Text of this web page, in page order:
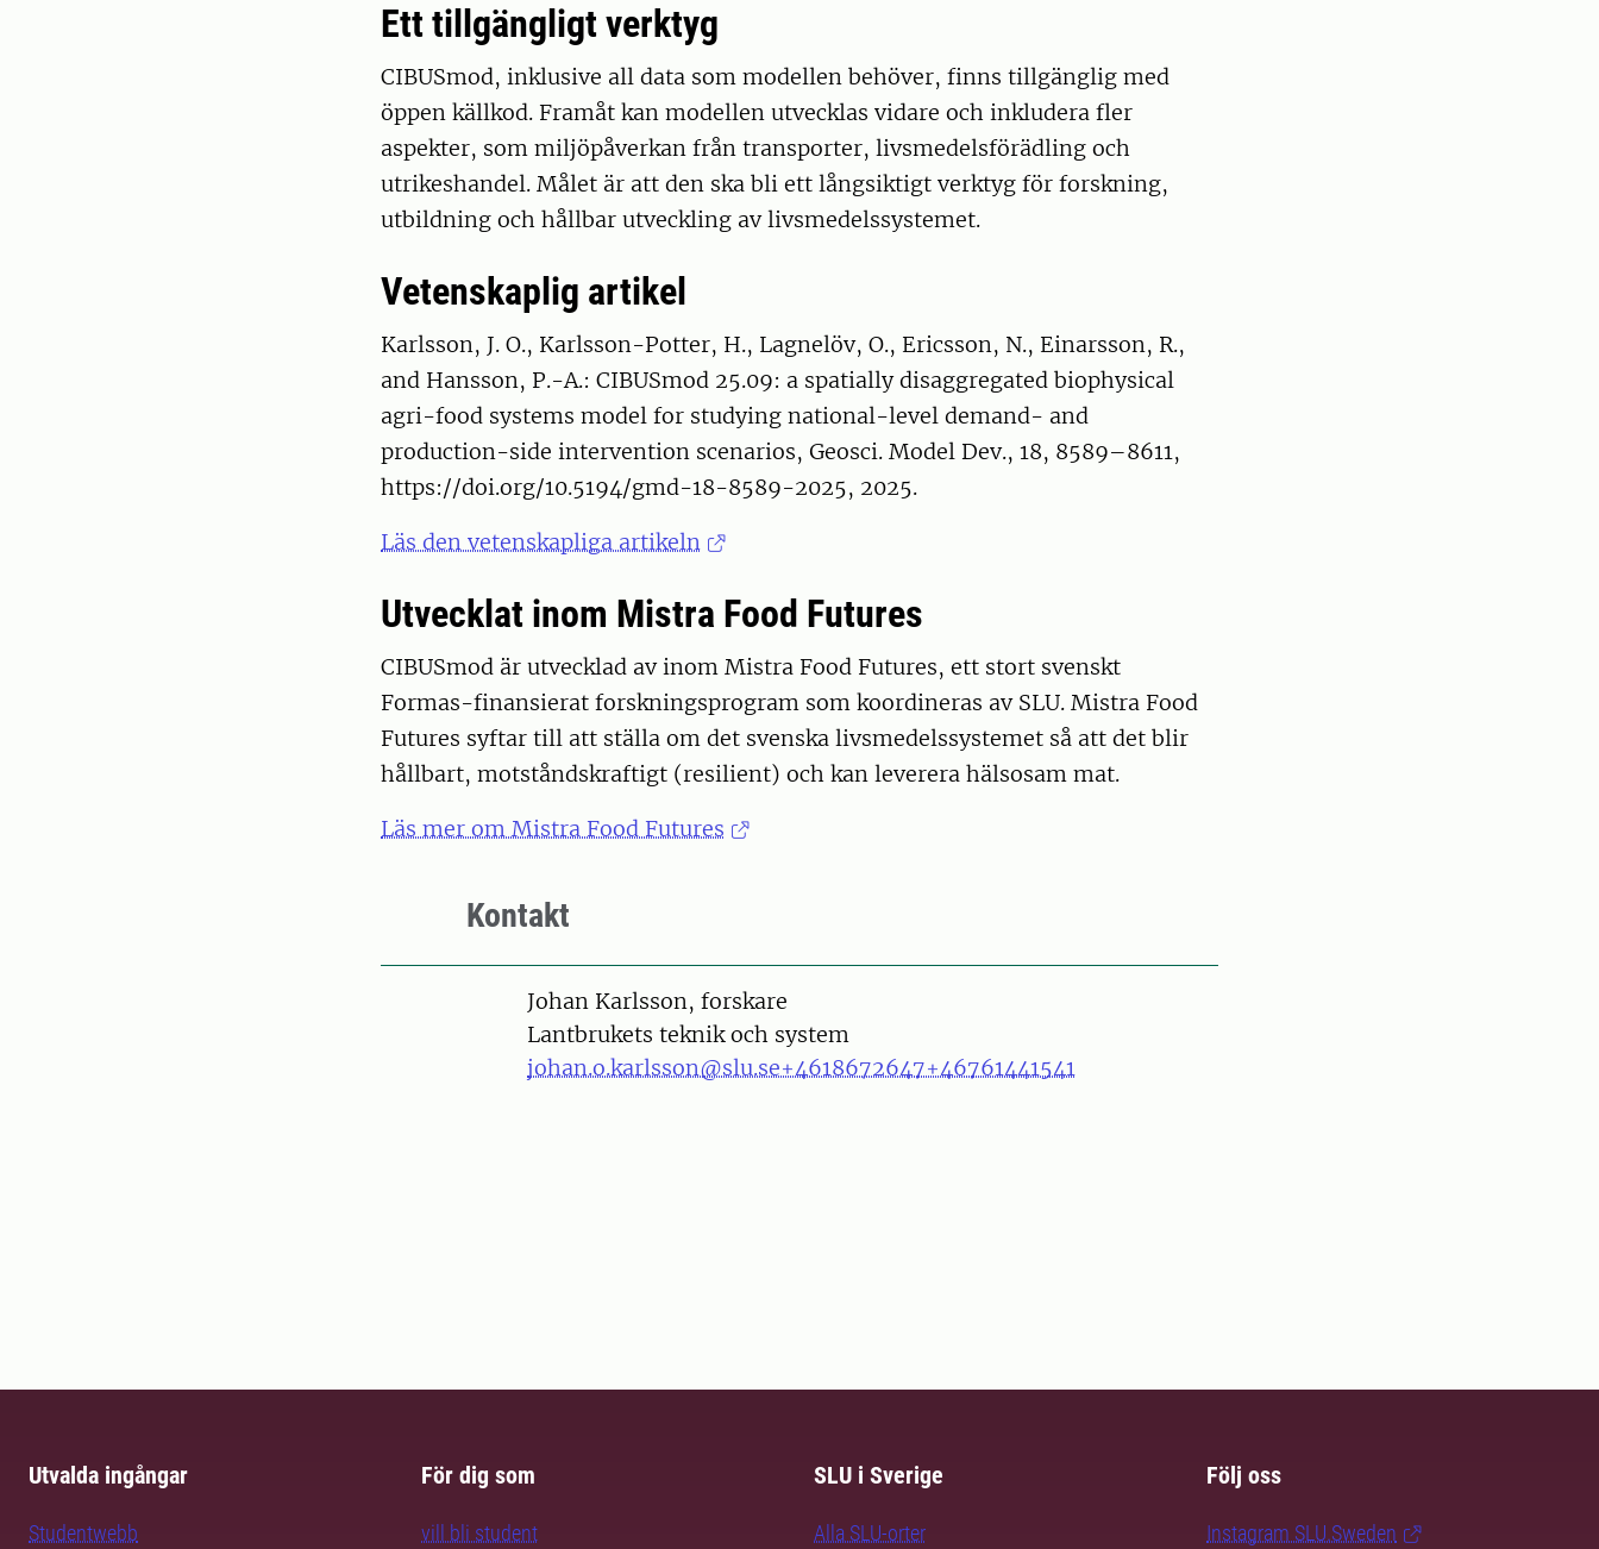
Ett tillgängligt verktyg
CIBUSmod, inklusive all data som modellen behöver, finns tillgänglig med
öppen källkod. Framåt kan modellen utvecklas vidare och inkludera fler
aspekter, som miljöpåverkan från transporter, livsmedelsförädling och
utrikeshandel. Målet är att den ska bli ett långsiktigt verktyg för forskning,
utbildning och hållbar utveckling av livsmedelssystemet.
Vetenskaplig artikel
Karlsson, J. O., Karlsson-Potter, H., Lagnelöv, O., Ericsson, N., Einarsson, R.,
and Hansson, P.-A.: CIBUSmod 25.09: a spatially disaggregated biophysical
agri-food systems model for studying national-level demand- and
production-side intervention scenarios, Geosci. Model Dev., 18, 8589–8611,
https://doi.org/10.5194/gmd-18-8589-2025, 2025.
Läs den vetenskapliga artikeln
Utvecklat inom Mistra Food Futures
CIBUSmod är utvecklad av inom Mistra Food Futures, ett stort svenskt
Formas-finansierat forskningsprogram som koordineras av SLU. Mistra Food
Futures syftar till att ställa om det svenska livsmedelssystemet så att det blir
hållbart, motståndskraftigt (resilient) och kan leverera hälsosam mat.
Läs mer om Mistra Food Futures
Kontakt
PersonJohan Karlsson, forskare
Lantbrukets teknik och system
johan.o.karlsson@slu.se+4618672647+46761441541
Utvalda ingångar
Studentwebb
För dig som
vill bli student
SLU i Sverige
Alla SLU-orter
Följ oss
Instagram SLU.Sweden